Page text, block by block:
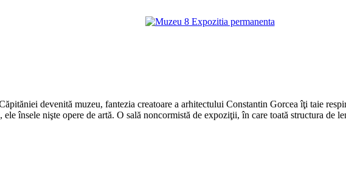
devenită muzeu, fantezia creatoare a arhitectului Constantin Gorcea îţi taie
însele nişte opere de artă. O sală noncormistă de expoziţii, în care toată structura de